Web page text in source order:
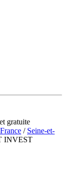
gratuite
/ Seine-et-
INVEST